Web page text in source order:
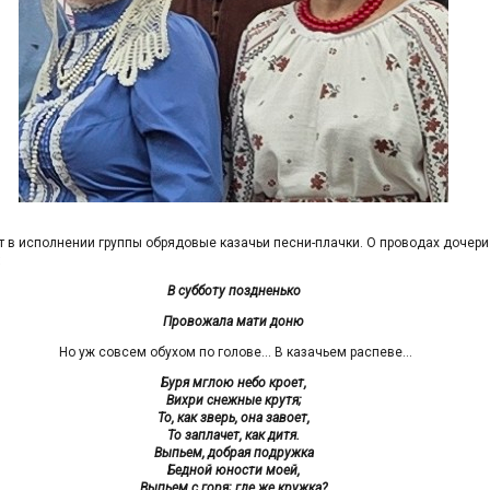
в исполнении группы обрядовые казачьи песни-плачки. О проводах дочери
В субботу поздненько
Провожала мати доню
Но уж совсем обухом по голове… В казачьем распеве…
Буря мглою небо кроет,
Вихри снежные крутя;
То, как зверь, она завоет,
То заплачет, как дитя.
Выпьем, добрая подружка
Бедной юности моей,